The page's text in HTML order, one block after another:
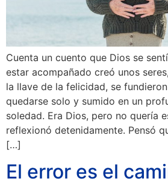
Cuenta un cuento que Dios se
estar acompañado creó unos
la llave de la felicidad, se
quedarse solo y sumido en un
soledad. Era Dios, pero no quería
reflexionó detenidamente. Pensó
[…]
El error es el